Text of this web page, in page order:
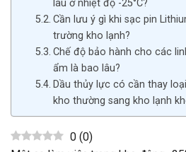
lâu ở nhiệt độ -25°C?
Cần lưu ý gì khi sạc pin
trường kho lạnh?
Chế độ bảo hành cho các
ẩm là bao lâu?
Dầu thủy lực có cần thay
kho thường sang kho lạnh
0 (0)